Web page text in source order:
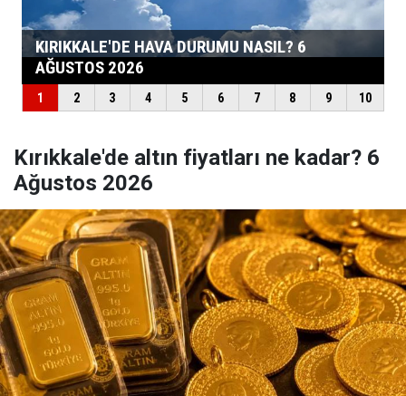
Kırıkkale'de altın fiyatları ne kadar? 6
Ağustos 2026